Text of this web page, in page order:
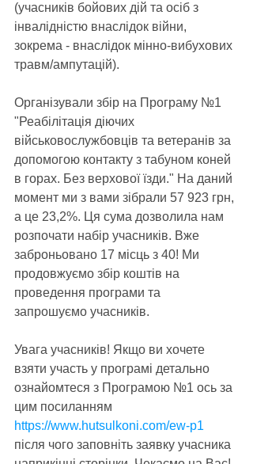
(учасників бойових дій та осіб з
інвалідністю внаслідок війни,
зокрема - внаслідок мінно-вибухових
травм/ампутацій).
Організували збір на Програму №1
"Реабілітація діючих
військовослужбовців та ветеранів за
допомогою контакту з табуном коней
в горах. Без верхової їзди." На даний
момент ми з вами зібрали 57 923 грн,
а це 23,2%. Ця сума дозволила нам
розпочати набір учасників. Вже
заброньовано 17 місць з 40! Ми
продовжуємо збір коштів на
проведення програми та
запрошуємо учасників.
Увага учасників! Якщо ви хочете
взяти участь у програмі детально
ознайомтеся з Програмою №1 ось за
цим посиланням
https://www.hutsulkoni.com/ew-p1
після чого заповніть заявку учасника